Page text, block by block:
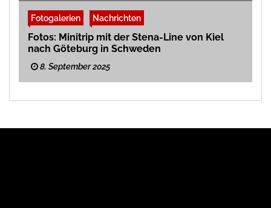
Fotogalerien Nachrichten
Fotos: Minitrip mit der Stena-Line von Kiel
nach Göteburg in Schweden
8. September 2025